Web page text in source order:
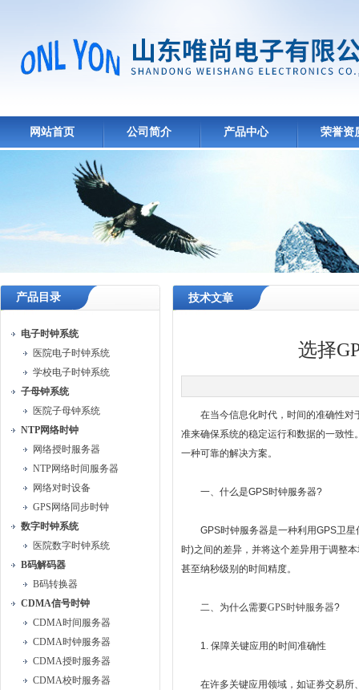
网站首页 公司简介 产品中心 荣誉资
产品目录
电子时钟系统
医院电子时钟系统
学校电子时钟系统
子母钟系统
医院子母钟系统
NTP网络时钟
网络授时服务器
NTP网络时间服务器
网络对时设备
GPS网络同步时钟
数字时钟系统
医院数字时钟系统
B码解码器
B码转换器
CDMA信号时钟
CDMA时间服务器
CDMA时钟服务器
CDMA授时服务器
CDMA校时服务器
技术文章
选择
在当今信息化时代，时间的准确性对
准来确保系统的稳定运行和数据的一致
一种可靠的解决方案。
一、什么是GPS时钟服务器?
GPS时钟服务器是一种利用GPS卫星
时)之间的差异，并将这个差异用于调整
甚至纳秒级别的时间精度。
二、为什么需要GPS时钟服务器?
1. 保障关键应用的时间准确性
在许多关键应用领域，如证券交易所